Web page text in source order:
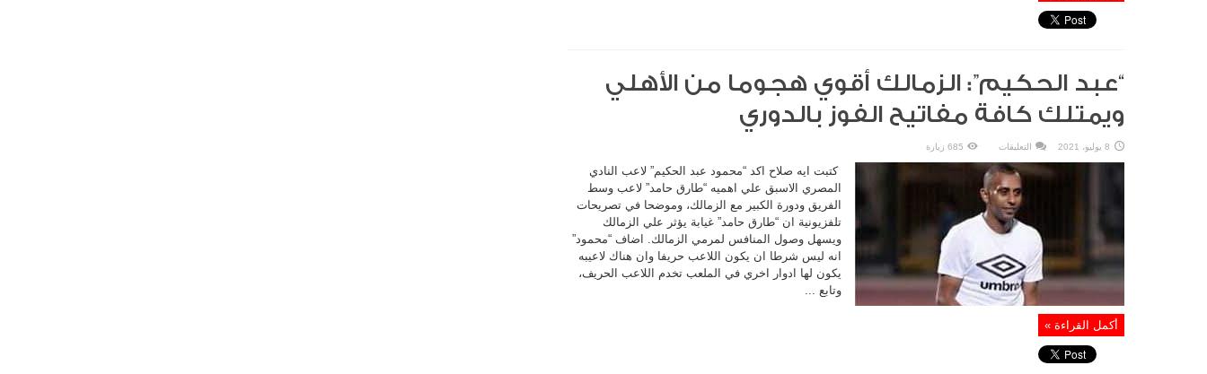
“عبد الحكيم”: الزمالك أقوي هجوما من الأهلي
ويمتلك كافة مفاتيح الفوز بالدوري
8 يوليو، 2021 التعليقات
الحكيم”:
الزمالك
أقوي
هجوما
من
الأهلي
ويمتلك
كافة
الفوز
بالدوري
مغلقة
685 زيارة
كتبت ايه صلاح اكد “محمود عبد الحكيم” لاعب النادي
المصري الاسبق علي اهميه “طارق حامد” لاعب وسط
الفريق ودورة الكبير مع الزمالك، وموضحا في تصريحات
تلفزيونية ان “طارق حامد” غيابة يؤثر علي الزمالك
ويسهل وصول المنافس لمرمي الزمالك. اضاف “محمود”
انه ليس شرطا ان يكون اللاعب حريفا وان هناك لاعيبه
يكون لها ادوار اخري في الملعب تخدم اللاعب الحريف،
وتابع ...
أكمل القراءة »